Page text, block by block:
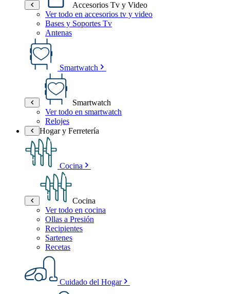
Accesorios Tv y Video
Ver todo en accesorios tv y video
Bases y Soportes Tv
Antenas
Smartwatch
Smartwatch
Ver todo en smartwatch
Relojes
Hogar y Ferretería
Cocina
Cocina
Ver todo en cocina
Ollas a Presión
Recipientes
Sartenes
Recetas
Cuidado del Hogar